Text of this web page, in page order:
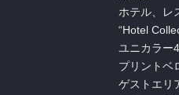
ホテル、レ
“Hotel
ユニカラー
プリントベ
ゲストエリ